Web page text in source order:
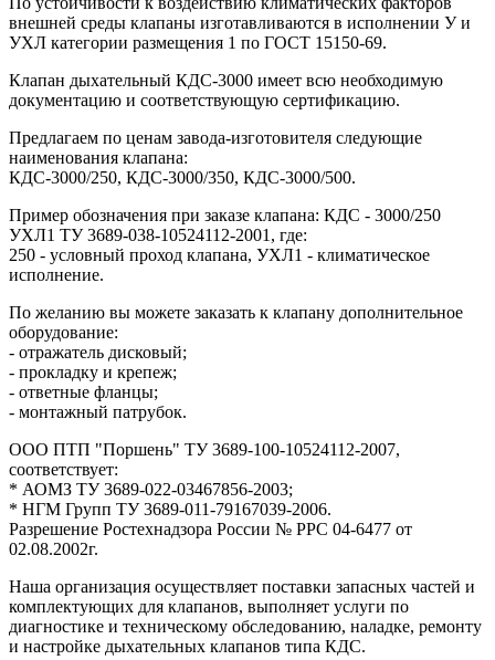
внешней среды клапаны изготавливаются в исполнении У и
УХЛ категории размещения 1 по ГОСТ 15150-69.
Клапан дыхательный КДС-3000 имеет всю необходимую
документацию и соответствующую сертификацию.
Предлагаем по ценам завода-изготовителя следующие
наименования клапана:
КДС-3000/250, КДС-3000/350, КДС-3000/500.
Пример обозначения при заказе клапана: КДС - 3000/250
УХЛ1 ТУ 3689-038-10524112-2001, где:
250 - условный проход клапана, УХЛ1 - климатическое
исполнение.
По желанию вы можете заказать к клапану дополнительное
оборудование:
- отражатель дисковый;
- прокладку и крепеж;
- ответные фланцы;
- монтажный патрубок.
ООО ПТП "Поршень" ТУ 3689-100-10524112-2007,
соответствует:
* АОМЗ ТУ 3689-022-03467856-2003;
* НГМ Групп ТУ 3689-011-79167039-2006.
Разрешение Ростехнадзора России № РРС 04-6477 от
02.08.2002г.
Наша организация осуществляет поставки запасных частей и
комплектующих для клапанов, выполняет услуги по
диагностике и техническому обследованию, наладке, ремонту
и настройке дыхательных клапанов типа КДС.